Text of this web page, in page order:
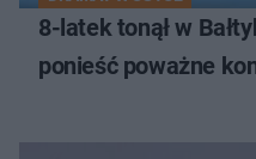
8-latek tonął w
ponieść poważne